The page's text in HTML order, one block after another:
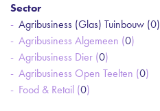
Sector
Agribusiness (Glas) Tuinbouw (0)
Agribusiness Algemeen (0)
Agribusiness Dier (0)
Agribusiness Open Teelten (0)
Food & Retail (0)